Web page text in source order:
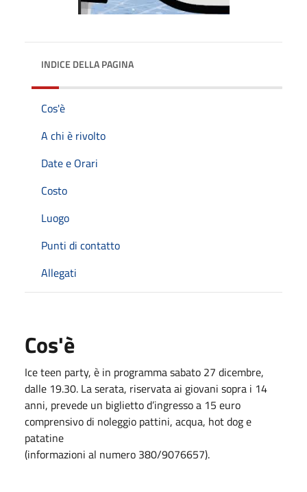
INDICE DELLA PAGINA
Cos'è
A chi è rivolto
Date e Orari
Costo
Luogo
Punti di contatto
Allegati
Cos'è
Ice teen party, è in programma sabato 27 dicembre,
dalle 19.30. La serata, riservata ai giovani sopra i 14
anni, prevede un biglietto d’ingresso a 15 euro
comprensivo di noleggio pattini, acqua, hot dog e
patatine
(informazioni al numero 380/9076657).